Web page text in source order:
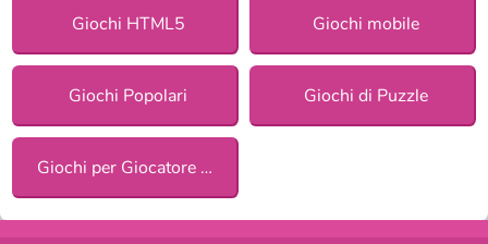
Giochi HTML5 Giochi mobile
Giochi Popolari Giochi di Puzzle
Giochi per Giocatore Singolo